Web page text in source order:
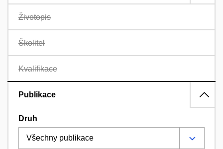
Životopis
Školitel
Kvalifikace
Publikace
Druh